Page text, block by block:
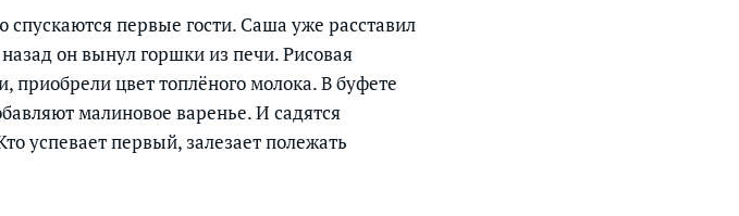
первые гости. Саша уже расставил
он вынул горшки из печи. Рисовая
цвет топлёного молока. В буфете
малиновое варенье. И садятся
успевает первый, залезает полежать